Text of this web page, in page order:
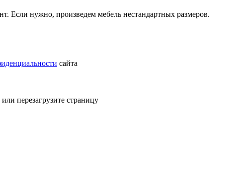
нужно, произведем мебель нестандартных размеров.
сайта
перезагрузите страницу